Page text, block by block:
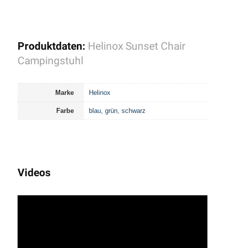
Produktdaten: Helinox Sunset Chair
Campingstuhl
Marke Helinox
Farbe blau, grün, schwarz
Videos